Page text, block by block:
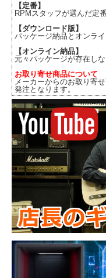
【定番】
RPMスタッフが選んだ定
【ダウンロード版】
パッケージ納品とオンラ
【オンライン納品】
元々パッケージが存在し
お取り寄せ商品について
メーカーからのお取り寄
発注となります。